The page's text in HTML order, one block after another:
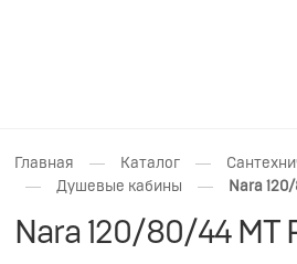
Главная — Каталог —
— Душевые кабины — Nara
Nara 120/80/44 МТ